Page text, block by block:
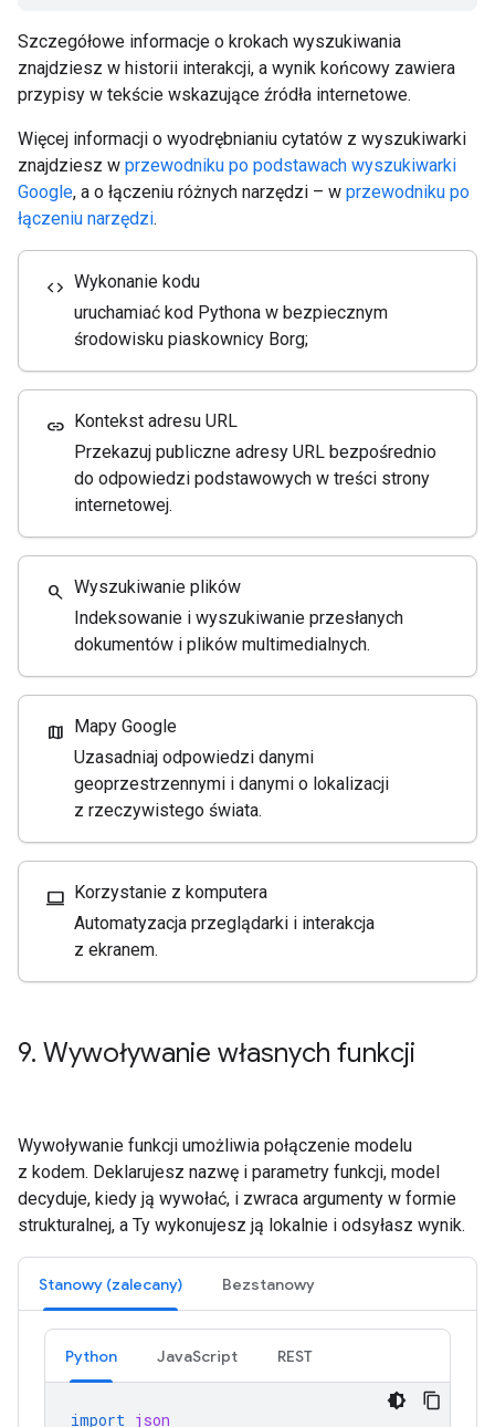
Szczegółowe informacje o krokach wyszukiwania
znajdziesz w historii interakcji, a wynik końcowy zawiera
przypisy w tekście wskazujące źródła internetowe.
Więcej informacji o wyodrębnianiu cytatów z wyszukiwarki
znajdziesz w przewodniku po podstawach wyszukiwarki
Google, a o łączeniu różnych narzędzi – w przewodniku po
łączeniu narzędzi.
code Wykonanie kodu
uruchamiać kod Pythona w bezpiecznym
środowisku piaskownicy Borg;
link Kontekst adresu URL
Przekazuj publiczne adresy URL bezpośrednio
do odpowiedzi podstawowych w treści strony
internetowej.
search Wyszukiwanie plików
Indeksowanie i wyszukiwanie przesłanych
dokumentów i plików multimedialnych.
map Mapy Google
Uzasadniaj odpowiedzi danymi
geoprzestrzennymi i danymi o lokalizacji
z rzeczywistego świata.
computer Korzystanie z komputera
Automatyzacja przeglądarki i interakcja
z ekranem.
9. Wywoływanie własnych funkcji
Wywoływanie funkcji umożliwia połączenie modelu
z kodem. Deklarujesz nazwę i parametry funkcji, model
decyduje, kiedy ją wywołać, i zwraca argumenty w formie
strukturalnej, a Ty wykonujesz ją lokalnie i odsyłasz wynik.
Stanowy (zalecany) Bezstanowy
Python JavaScript REST
import json